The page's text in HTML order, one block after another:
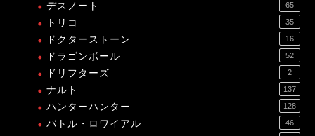
デスノート 65
トリコ 35
ドクターストーン 16
ドラゴンボール 52
ドリフターズ 2
ナルト 137
ハンターハンター 128
バトル・ロワイアル 46